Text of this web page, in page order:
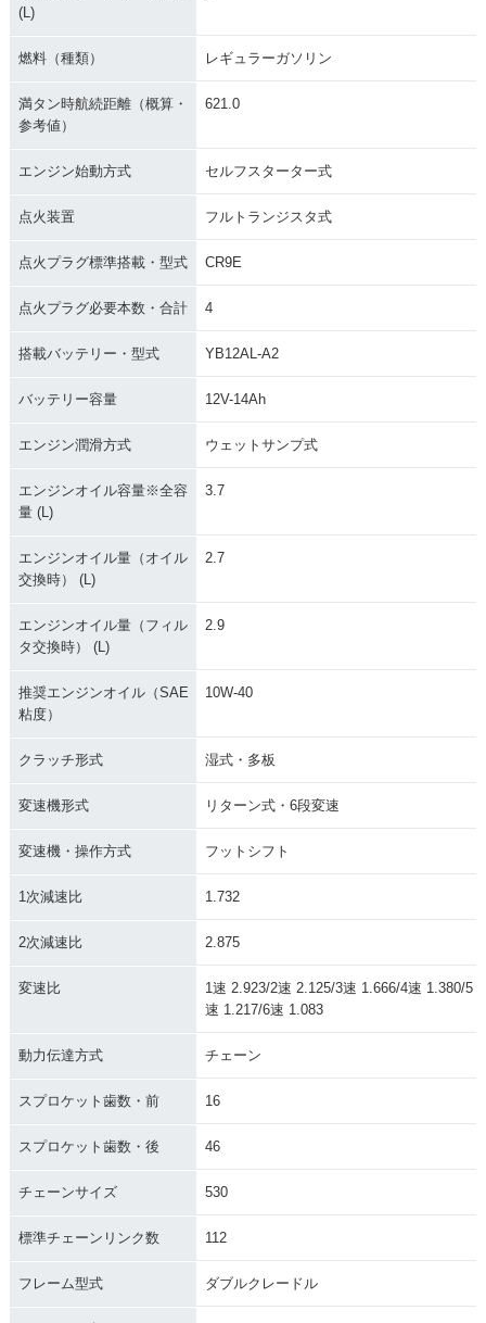
(L)
燃料（種類） レギュラーガソリン
満タン時航続距離（概算・
参考値）
621.0
エンジン始動方式 セルフスターター式
点火装置 フルトランジスタ式
点火プラグ標準搭載・型式 CR9E
点火プラグ必要本数・合計 4
搭載バッテリー・型式 YB12AL-A2
バッテリー容量 12V-14Ah
エンジン潤滑方式 ウェットサンプ式
エンジンオイル容量※全容
量 (L)
3.7
エンジンオイル量（オイル
交換時） (L)
2.7
エンジンオイル量（フィル
タ交換時） (L)
2.9
推奨エンジンオイル（SAE
粘度）
10W-40
クラッチ形式 湿式・多板
変速機形式 リターン式・6段変速
変速機・操作方式 フットシフト
1次減速比 1.732
2次減速比 2.875
変速比
1速 2.923/2速 2.125/3速 1.666/4速 1.380/5
速 1.217/6速 1.083
動力伝達方式 チェーン
スプロケット歯数・前 16
スプロケット歯数・後 46
チェーンサイズ 530
標準チェーンリンク数 112
フレーム型式 ダブルクレードル